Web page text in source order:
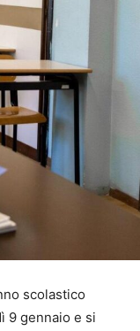
scolastico
9 gennaio e si